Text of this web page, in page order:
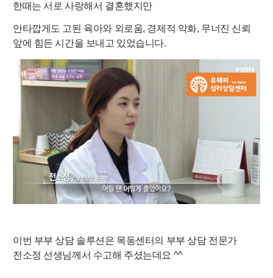
한때는 서로 사랑해서 결혼했지만
안타깝게도 고된 육아와 외로움, 경제적 악화, 무너진 신뢰
앞에 힘든 시간을 보내고 있었습니다.
이번 부부 상담솔루션 은 목동센터의 부부 상담전문가
전소정 선생님께서 수고해 주셨는데요 ^^